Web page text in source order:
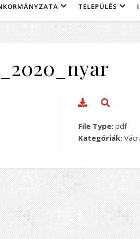
TELEPÜLÉS
File Type: pdf
Kategóriák: